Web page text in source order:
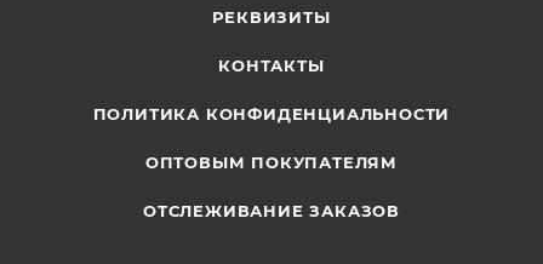
РЕКВИЗИТЫ
КОНТАКТЫ
ПОЛИТИКА КОНФИДЕНЦИАЛЬНОСТИ
ОПТОВЫМ ПОКУПАТЕЛЯМ
ОТСЛЕЖИВАНИЕ ЗАКАЗОВ